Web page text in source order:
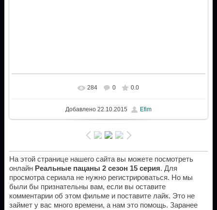
284 0 0.0
Добавлено22.10.2015 Efim
На этой странице нашего сайта вы можете посмотреть
онлайн Реальные пацаны 2 сезон 15 серия. Для
просмотра сериала не нужно регистрироваться. Но мы
были бы признательны вам, если вы оставите
комментарии об этом фильме и поставите лайк. Это не
займет у вас много времени, а нам это помощь. Заранее